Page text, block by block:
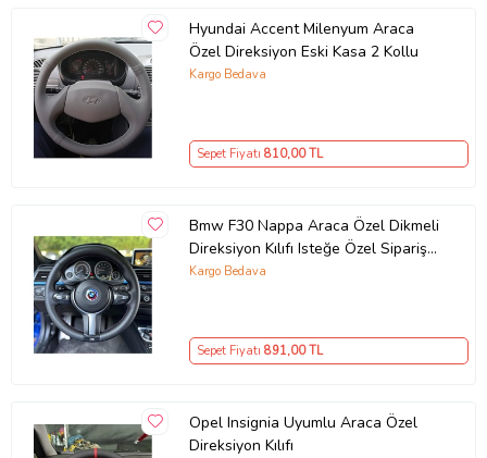
Hyundai Accent Milenyum Araca
Özel Direksiyon Eski Kasa 2 Kollu
Kargo Bedava
Sepet Fiyatı 810,00 TL
Bmw F30 Nappa Araca Özel Dikmeli
Direksiyon Kılıfı Isteğe Özel Sipariş
Yapmıyorum
Kargo Bedava
Sepet Fiyatı 891,00 TL
Opel Insignia Uyumlu Araca Özel
Direksiyon Kılıfı